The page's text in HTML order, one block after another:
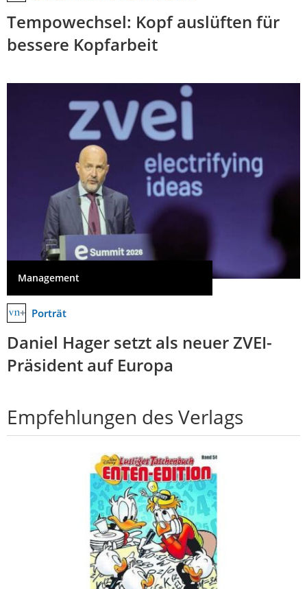
Tempowechsel: Kopf auslüften für
bessere Kopfarbeit
Management
Porträt
Daniel Hager setzt als neuer ZVEI-
Präsident auf Europa
Empfehlungen des Verlags